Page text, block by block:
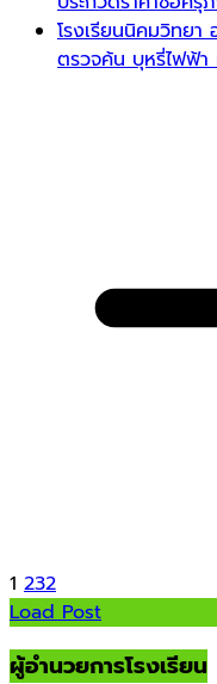
โรงเรียนนิคมวิทย
ตรวจค้น บุหรี่ไฟฟ้า
1 232
Load Post
ผู้อำนวยการโรงเรียน